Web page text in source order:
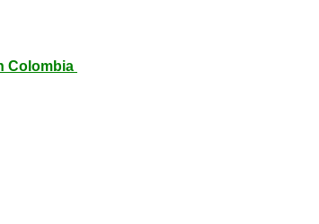
Colombia